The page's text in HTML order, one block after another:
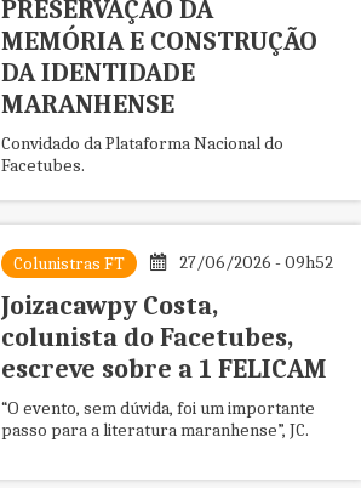
PRESERVAÇÃO DA
MEMÓRIA E CONSTRUÇÃO
DA IDENTIDADE
MARANHENSE
Convidado da Plataforma Nacional do
Facetubes.
Colunistras FT 27/06/2026 - 09h52
Joizacawpy Costa,
colunista do Facetubes,
escreve sobre a 1 FELICAM
“O evento, sem dúvida, foi um importante
passo para a literatura maranhense”, JC.